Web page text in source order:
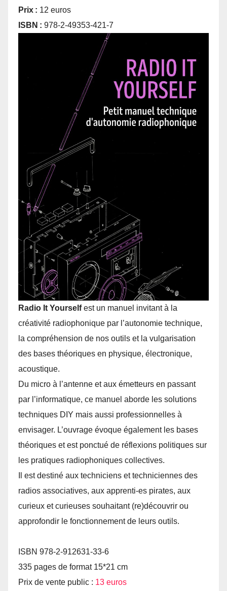
Prix : 12 euros
ISBN : 978-2-49353-421-7
Radio It Yourselfest un manuel invitant à la
créativité radiophonique par l’autonomie technique,
la compréhension de nos outils et la vulgarisation
des bases théoriques en physique, électronique,
acoustique.
Du micro à l’antenne et aux émetteurs en passant
par l’informatique, ce manuel aborde les solutions
techniques DIY mais aussi professionnelles à
envisager. L’ouvrage évoque également les bases
théoriques et est ponctué de réflexions politiques sur
les pratiques radiophoniques collectives.
Il est destiné aux techniciens et techniciennes des
radios associatives, aux apprenti-es pirates, aux
curieux et curieuses souhaitant (re)découvrir ou
approfondir le fonctionnement de leurs outils.
ISBN 978-2-912631-33-6
335 pages de format 15*21 cm
Prix de vente public : 13 euros